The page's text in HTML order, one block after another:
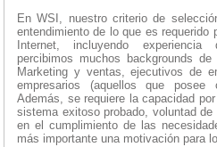
En WSI, nuestro criterio de
entendimiento de lo que es requerido
Internet, incluyendo experiencia
percibimos muchos backgrounds
Marketing y ventas, ejecutivos de
empresarios (aquellos que posee
Además, se requiere la capacidad
sistema exitoso probado, voluntad
en el cumplimiento de las
más importante una motivación para